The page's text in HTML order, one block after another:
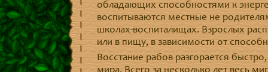
обладающих способностями к
воспитываются местные не
школах-воспиталищах. Взрослых
или в пищу, в зависимости от
Восстание рабов разгорается